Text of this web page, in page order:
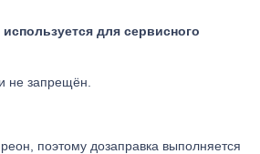
для сервисного
не запрещён.
поэтому дозаправка выполняется